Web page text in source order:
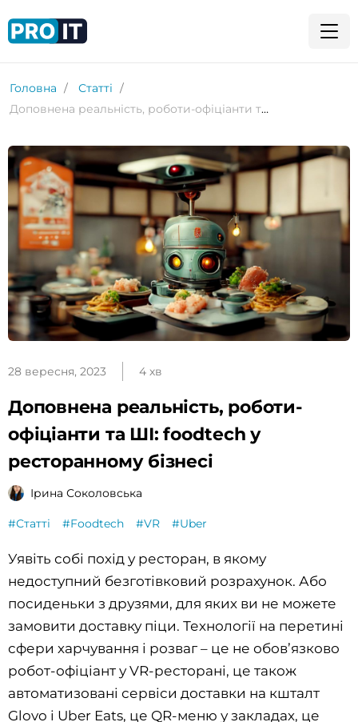
Головна
Статті
Доповнена реальність, роботи-офіціанти та ШІ: foodtech у ресторанному бізнесі
28 вересня, 2023 4 хв
Доповнена реальність, роботи-
офіціанти та ШІ: foodtech у
ресторанному бізнесі
Ірина Соколовська
#Статті #Foodtech #VR #Uber
Уявіть собі похід у ресторан, в якому
недоступний безготівковий розрахунок. Або
посиденьки з друзями, для яких ви не можете
замовити доставку піци. Технології на перетині
сфери харчування і розваг – це не обов’язково
робот-офіціант у VR-ресторані, це також
автоматизовані сервіси доставки на кшталт
Glovo і Uber Eats, це QR-меню у закладах, це